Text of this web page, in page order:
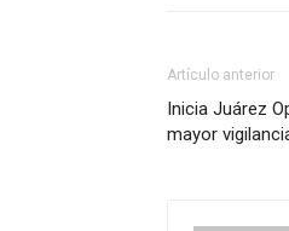
Artículo anterior
Inicia Juárez
mayor